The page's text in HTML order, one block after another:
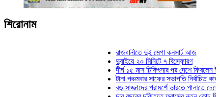
শিরোনাম
রাজধানীতে দুই মেগা কনসার্ট আজ
দুবাইয়ে ২০ মিনিটে ৭ বিস্ফোরণ
দীর্ঘ ১৫ মাস চিকিৎসার পর দেশে ফিরলেন ইলিয়াস
টানা পঞ্চমবার সাফের সভাপতি নির্বাচিত কাজী
বড় সাজ্জাদের পরামর্শে ভারতে পালাতে